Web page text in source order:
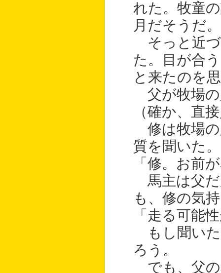
れた。牧童
月だそうだ。
そっと近づ
た。目が合
と来たのを
父が牧場
（確か、直
修は牧場の
質を聞いた
「修。お前
馬主は父だ
も、修の気
「走る可能
もし聞いた
ろう。
でも、父の